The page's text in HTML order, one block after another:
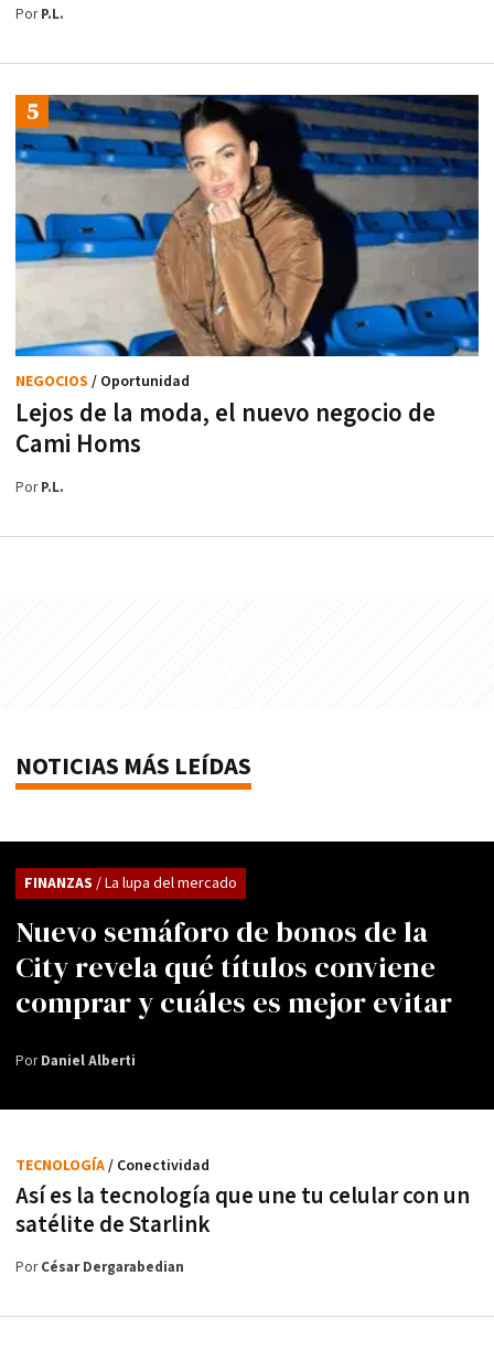
PorP.L.
Lejos de la moda, el nuevo negocio de
Cami Homs
NEGOCIOS / Oportunidad
PorP.L.
NOTICIAS MÁS LEÍDAS
Nuevo semáforo de bonos de la
City revela qué títulos conviene
comprar y cuáles es mejor evitar
FINANZAS / La lupa del mercado
PorDaniel Alberti
Así es la tecnología que une tu celular con un
satélite de Starlink
TECNOLOGÍA/ Conectividad
PorCésar Dergarabedian